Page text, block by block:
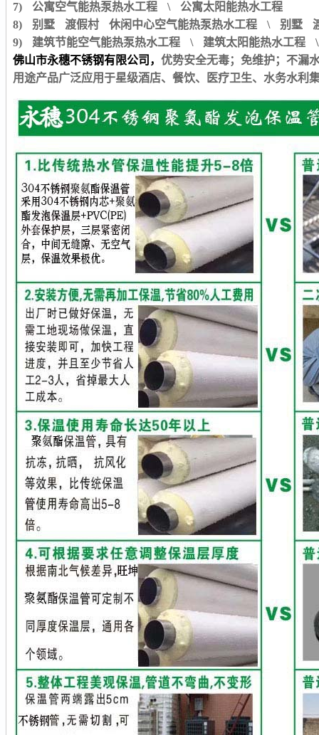
7) 公寓空气能热泵热水工程\ 公寓太阳能热水工程
8) 别墅 渡假村 休闲中心空气能热泵热水工程\ 别墅
9) 建筑节能空气能热泵热水工程\ 建筑太阳能热水工程\
佛山市永穗不锈钢有限公司，优势安全无毒；免维护；不漏
用途产品广泛应用于星级酒店、餐饮、医疗卫生、水务水利